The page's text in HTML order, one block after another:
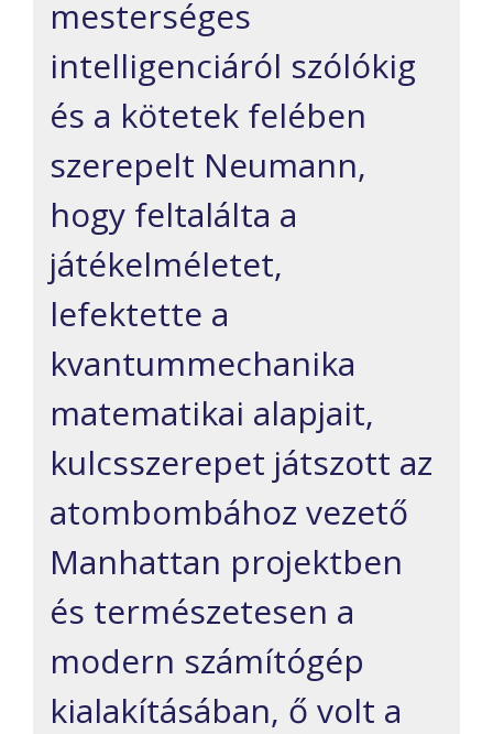
mesterséges
intelligenciáról szólókig
és a kötetek felében
szerepelt Neumann,
hogy feltalálta a
játékelméletet,
lefektette a
kvantummechanika
matematikai alapjait,
kulcsszerepet játszott az
atombombához vezető
Manhattan projektben
és természetesen a
modern számítógép
kialakításában, ő volt a